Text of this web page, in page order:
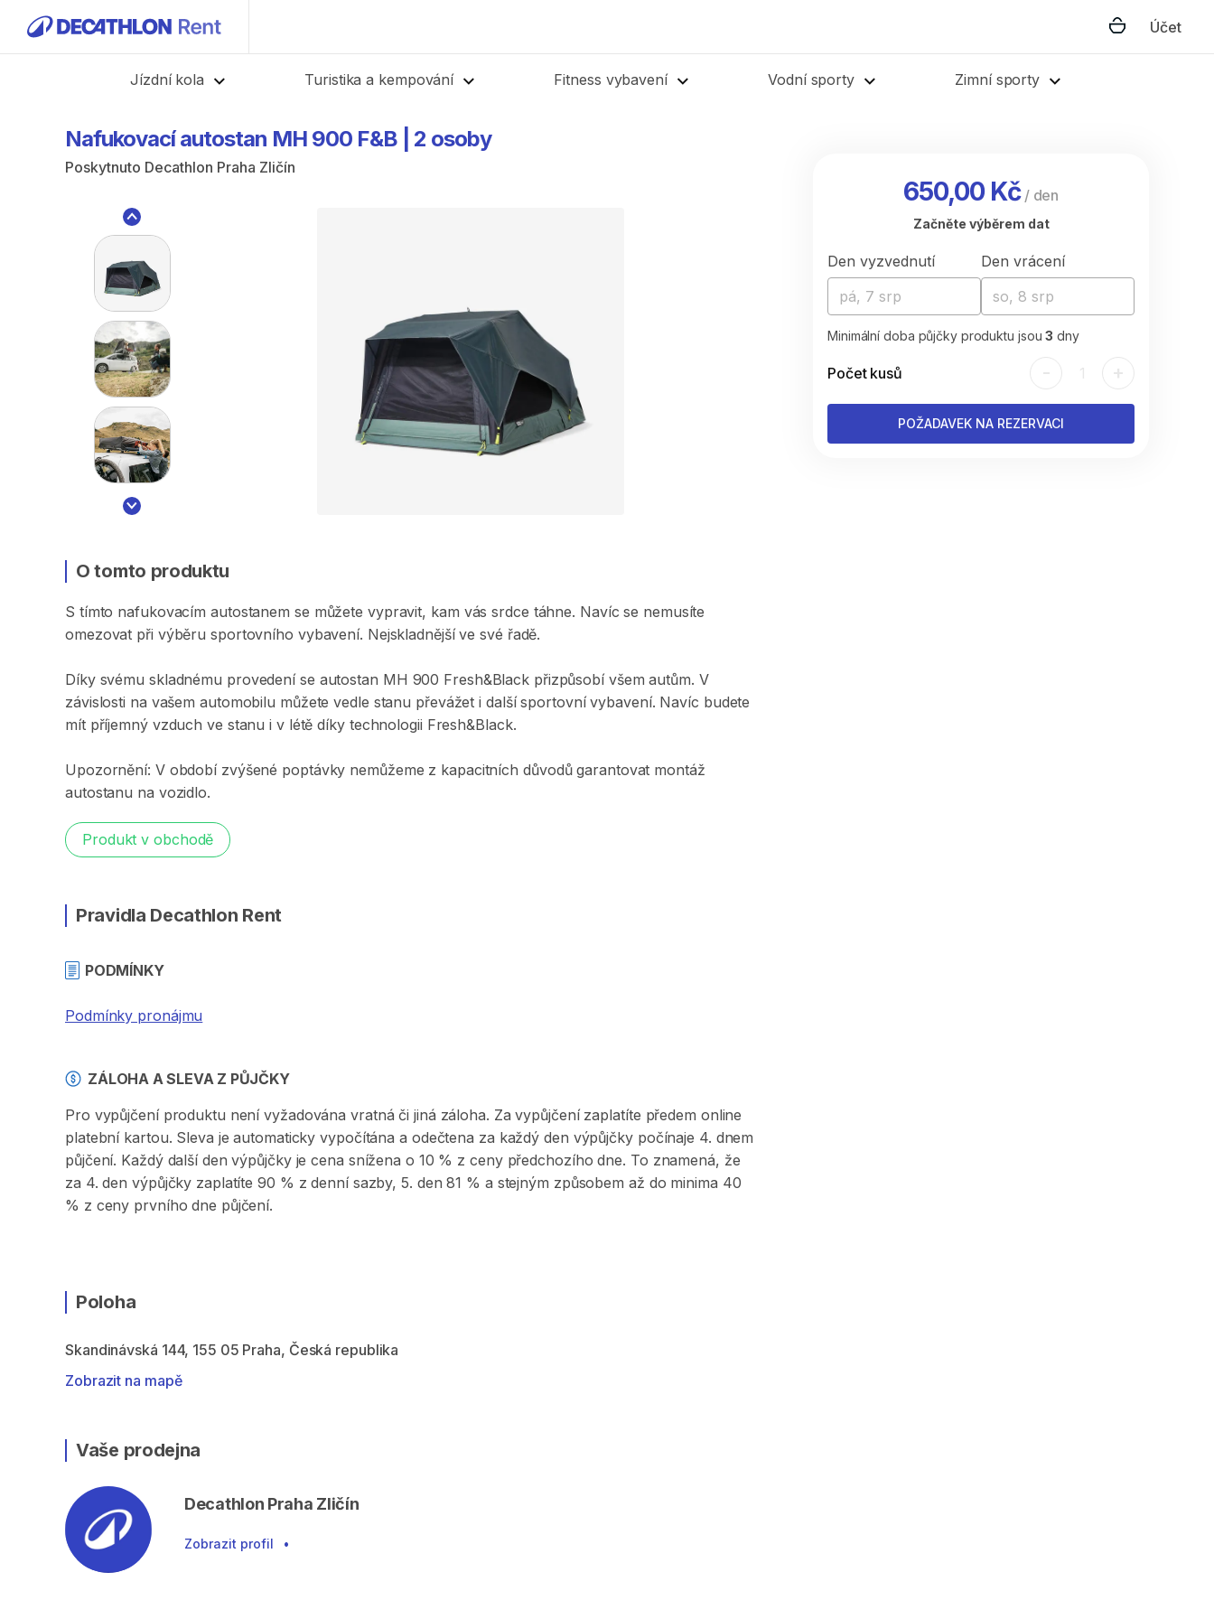
Účet
Jízdní kola Turistika a kempování Fitness vybavení Vodní sporty Zimní sporty
Nafukovací autostan MH 900 F&B 2 osoby
Poskytnuto Decathlon Praha Zličín
O tomto produktu
S tímto nafukovacím autostanem se můžete vypravit​​​,​ kam vás srdce táhne. Navíc se nemusíte
omezovat při výběru sportovního vybavení. Nejskladnější ve své řadě.
Díky svému skladnému provedení se autostan MH 900 Fresh&Black přizpůsobí všem autům. V
závislosti na vašem automobilu můžete vedle stanu převážet i další sportovní vybavení. Navíc budete
mít příjemný vzduch ve stanu i v létě díky technologii Fresh&Black.
Upozornění: V období zvýšené poptávky nemůžeme z kapacitních důvodů garantovat montáž
autostanu na vozidlo.
Produkt v obchodě
Pravidla Decathlon Rent
PODMÍNKY
Podmínky pronájmu
ZÁLOHA A SLEVA Z PŮJČKY
Pro vypůjčení produktu není vyžadována vratná či jiná záloha. Za vypůjčení zaplatíte předem online
platební kartou. Sleva je automaticky vypočítána a odečtena za každý den výpůjčky počínaje 4. dnem
půjčení. Každý další den výpůjčky je cena snížena o 10 % z ceny předchozího dne. To znamená, že
za 4. den výpůjčky zaplatíte 90 % z denní sazby, 5. den 81 % a stejným způsobem až do minima 40
% z ceny prvního dne půjčení.
Poloha
Skandinávská 144, 155 05 Praha, Česká republika
Zobrazit na mapě
Vaše prodejna
Decathlon Praha Zličín
Zobrazit profil •
650,00 Kč/ den
Začněte výběrem dat
Den vyzvednutí
pá, 7 srp
Den vrácení
so, 8 srp
Minimální doba půjčky produktu jsou 3 dny
Počet kusů - 1 +
POŽADAVEK NA REZERVACI